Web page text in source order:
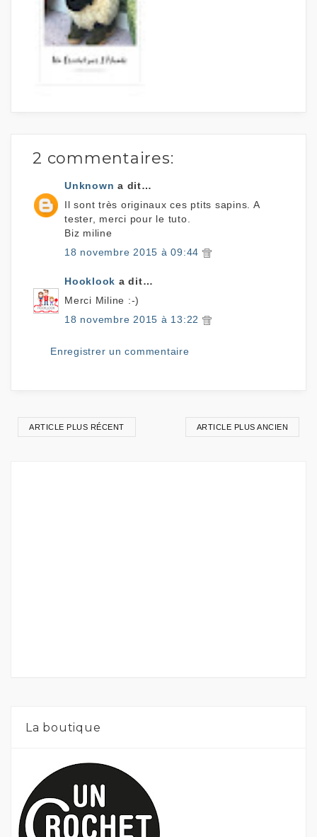
2 commentaires:
Unknown a dit…
Il sont très originaux ces ptits sapins. A
tester, merci pour le tuto.
Biz miline
18 novembre 2015 à 09:44
Hooklook a dit…
Merci Miline :-)
18 novembre 2015 à 13:22
Enregistrer un commentaire
ARTICLE PLUS RÉCENT ARTICLE PLUS ANCIEN
La boutique